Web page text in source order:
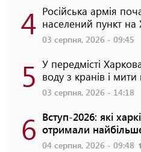
4 Російська армія
населений пункт на
03 серпня, 2026 - 09:45
5 У передмісті
воду з кранів і
03 серпня, 2026 - 14:18
6 Вступ-2026: які
отримали найбільше
04 серпня, 2026 - 09:48